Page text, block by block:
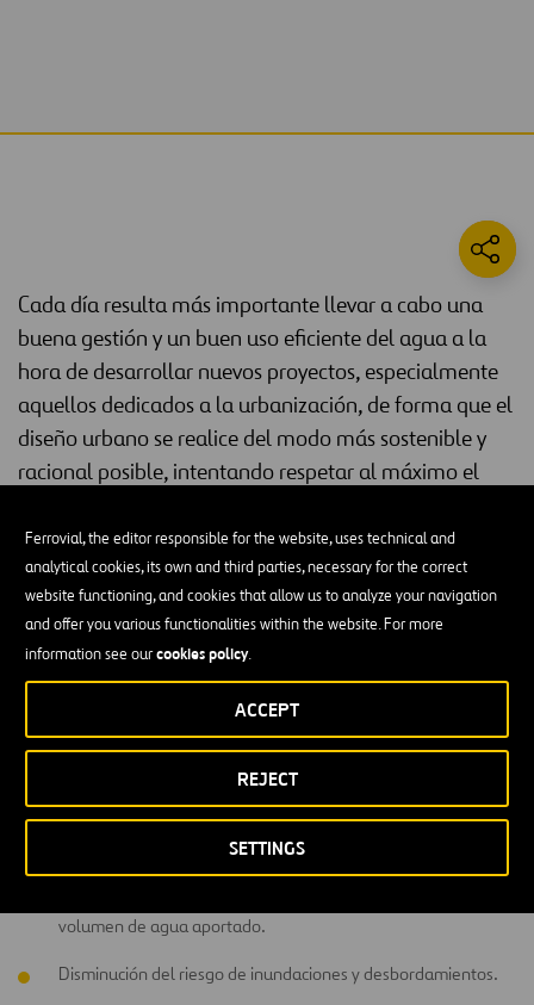
Ferrovial, the editor responsible for the website, uses technical and
analytical cookies, its own and third parties, necessary for the correct
website functioning, and cookies that allow us to analyze your navigation
and offer you various functionalities within the website. For more
information see ourcookies policy.
SETTINGS
REJECT
ACCEPT
Cada día resulta más importante llevar a cabo una
buena gestión y un buen uso eficiente del agua a la
hora de desarrollar nuevos proyectos, especialmente
aquellos dedicados a la urbanización, de forma que el
diseño urbano se realice del modo más sostenible y
racional posible, intentando respetar al máximo el
En este sentido, el objetivo de Ferrovial Construcción con la
utilización de depósitos de celdas drenantes en el parque sobre
estación de metro de Paco de Lucía
de Madrid no fue otro que
el de poder
que previamente fue captada y conducida por los distintos
Entre las ventajas ambientales del uso de celdas drenantes
Reducción de plazos y costes de ejecución al evitar tener que
canalizar el agua de lluvia hasta su vertido en la red.
volumen de agua aportado.
Disminución del riesgo de inundaciones y desbordamientos.